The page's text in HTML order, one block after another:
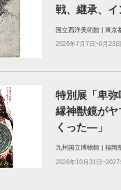
戦、継承、イ
国立西洋美術館 | 東京
2026年7月7日~9月23日
特別展「卑
縁神獣鏡が
くった―」
九州国立博物館 | 福岡
2026年10月31日~2027